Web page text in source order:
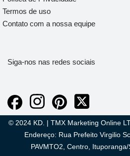
Termos de uso
Contato com a nossa equipe
Siga-nos nas redes sociais
© 2024 KD. | TMX Marketing Online
Endereço: Rua Prefeito Virgilio
PAVMTO2, Centro,